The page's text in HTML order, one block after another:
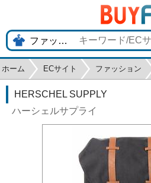
ホーム ECサイト ファッション
HERSCHEL SUPPLY
ハーシェルサプライ